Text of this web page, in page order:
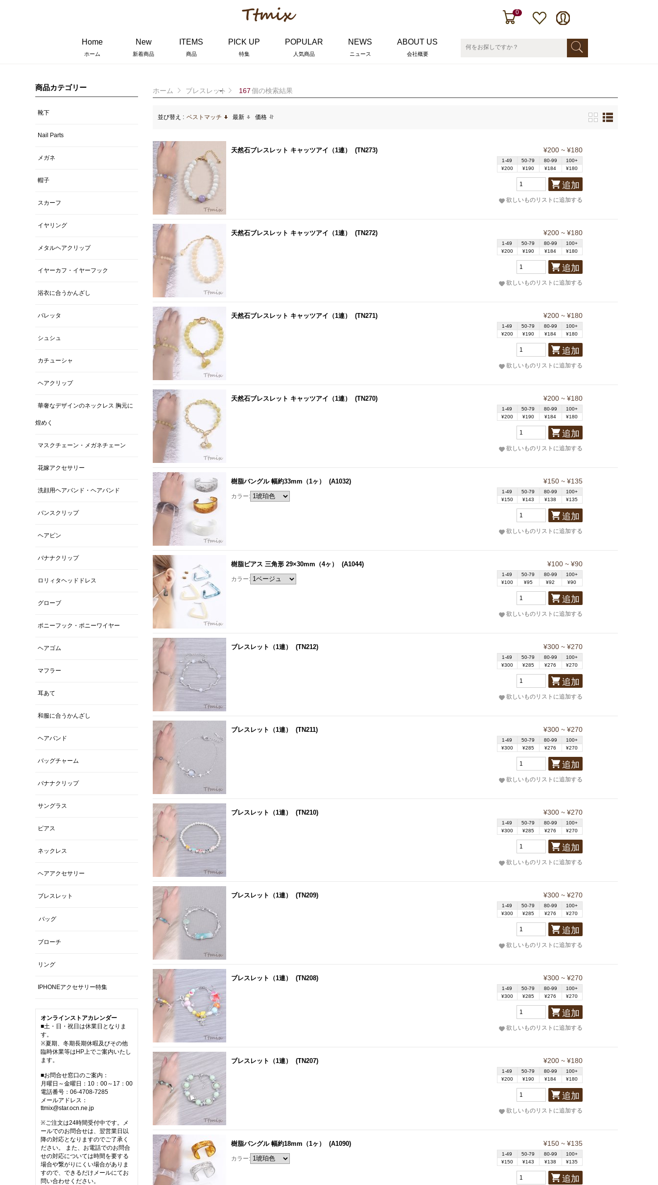
0
Home
ホーム
New
新着商品
ITEMS
商品
PICK UP
特集
POPULAR
人気商品
NEWS
ニュース
ABOUT US
会社概要
ホーム ブレスレット 167個の検索結果
並び替え : ベストマッチ 最新 価格
天然石ブレスレット キャッツアイ（1連） (TN273) ¥200 ~ ¥180
1-49 50-79 80-99
100+
¥200
¥190 ¥184 ¥180
追加
欲しいものリストに追加する
天然石ブレスレット キャッツアイ（1連） (TN272) ¥200 ~ ¥180
1-49 50-79 80-99
100+
¥200
¥190 ¥184 ¥180
追加
欲しいものリストに追加する
天然石ブレスレット キャッツアイ（1連） (TN271) ¥200 ~ ¥180
1-49 50-79 80-99
100+
¥200
¥190 ¥184 ¥180
追加
欲しいものリストに追加する
天然石ブレスレット キャッツアイ（1連） (TN270) ¥200 ~ ¥180
1-49 50-79 80-99
100+
¥200
¥190 ¥184 ¥180
追加
欲しいものリストに追加する
樹脂バングル 幅約33mm（1ヶ） (A1032)
カラー:
¥150 ~ ¥135
1-49 50-79 80-99
100+
¥150
¥143 ¥138 ¥135
追加
欲しいものリストに追加する
樹脂ピアス 三角形 29×30mm（4ヶ） (A1044)
カラー:
¥100 ~ ¥90
1-49 50-79 80-99
100+
¥100
¥95 ¥92 ¥90
追加
欲しいものリストに追加する
ブレスレット（1連） (TN212) ¥300 ~ ¥270
1-49 50-79 80-99
100+
¥300
¥285 ¥276 ¥270
追加
欲しいものリストに追加する
ブレスレット（1連） (TN211) ¥300 ~ ¥270
1-49 50-79 80-99
100+
¥300
¥285 ¥276 ¥270
追加
欲しいものリストに追加する
ブレスレット（1連） (TN210) ¥300 ~ ¥270
1-49 50-79 80-99
100+
¥300
¥285 ¥276 ¥270
追加
欲しいものリストに追加する
ブレスレット（1連） (TN209) ¥300 ~ ¥270
1-49 50-79 80-99
100+
¥300
¥285 ¥276 ¥270
追加
欲しいものリストに追加する
ブレスレット（1連） (TN208) ¥300 ~ ¥270
1-49 50-79 80-99
100+
¥300
¥285 ¥276 ¥270
追加
欲しいものリストに追加する
ブレスレット（1連） (TN207) ¥200 ~ ¥180
1-49 50-79 80-99
100+
¥200
¥190 ¥184 ¥180
追加
欲しいものリストに追加する
樹脂バングル 幅約18mm（1ヶ） (A1090)
カラー:
¥150 ~ ¥135
1-49 50-79 80-99
100+
¥150
¥143 ¥138 ¥135
追加
商品カテゴリー
靴下
Nail Parts
メガネ
帽子
スカーフ
イヤリング
メタルヘアクリップ
イヤーカフ・イヤーフック
浴衣に合うかんざし
バレッタ
シュシュ
カチューシャ
ヘアクリップ
華奢なデザインのネックレス 胸元に
煌めく
マスクチェーン・メガネチェーン
花嫁アクセサリー
洗顔用ヘアバンド・ヘアバンド
バンスクリップ
ヘアピン
バナナクリップ
ロリィタヘッドドレス
グローブ
ポニーフック・ポニーワイヤー
ヘアゴム
マフラー
耳あて
和服に合うかんざし
ヘアバンド
バッグチャーム
バナナクリップ
サングラス
ピアス
ネックレス
ヘアアクセサリー
ブレスレット
バッグ
ブローチ
リング
IPHONEアクセサリー特集
オンラインストアカレンダー
■土・日・祝日は休業日となりま
す。
※夏期、冬期長期休暇及びその他
臨時休業等はHP上でご案内いたし
ます。
■お問合せ窓口のご案内：
月曜日～金曜日：10：00～17：00
電話番号：06-4708-7285
メールアドレス：
ttmix@star.ocn.ne.jp
※ご注文は24時間受付中です。メ
ールでのお問合せは、翌営業日以
降の対応となりますのでご了承く
ださい。 また、お電話でのお問合
せの対応については時間を要する
場合や繋がりにくい場合がありま
すので、できるだけメールにてお
問い合わせください。